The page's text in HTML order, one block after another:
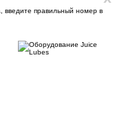
введите правильный номер в